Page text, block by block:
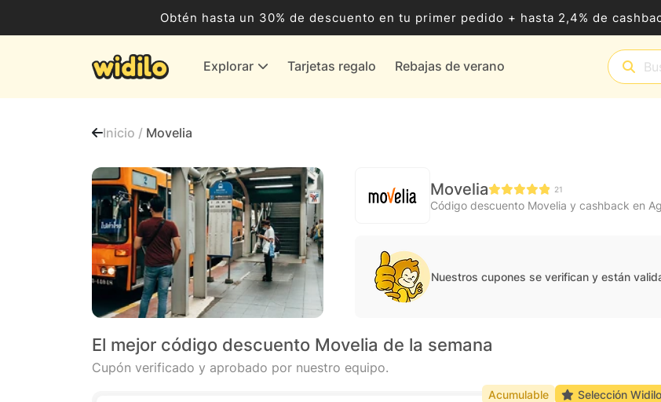
Obtén hasta un 30% de descuento en tu primer pedido + hasta 2,4% de
Explorar Tarjetas regalo Rebajas de verano
Ocio, Entretenimiento y Cultura
Proveedores de gas y energía
Todas las tiendas
Inicio / Movelia
Movelia 21
Código descuento Movelia y cashback en
Nuestros cupones se verifican y están
El mejor código descuento Movelia de la semana
Cupón verificado y aprobado por nuestro equipo.
Acumulable Selección Widilo